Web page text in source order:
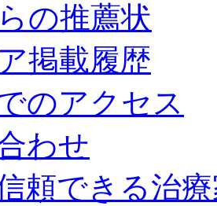
の推薦状
掲載履歴
のアクセス
わせ
頼できる治